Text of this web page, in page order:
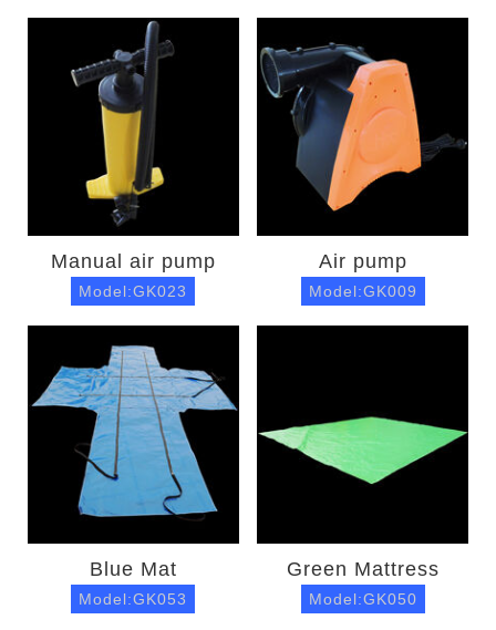
Manual air pump
Model:GK023
Air pump
Model:GK009
Blue Mat
Model:GK053
Green Mattress
Model:GK050